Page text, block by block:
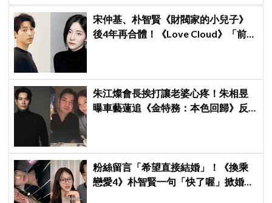
宋仲基、朴智賢《財閥家的小兒子》
後4年再合體！《Love Cloud》「前任
朱江燦會長挨打讓老婆心疼！朱相昱
曝車藝蓮追《金特務：本色回歸》反
粉絲留言「希望直接結婚」！《換乘
戀愛4》朴智賢一句「快了喔」掀婚訊